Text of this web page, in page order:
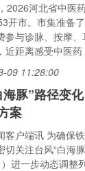
2026河北省中医
开市。市集准备
参与诊脉、按摩
近距离感受中医药
09 11:28:00
海豚”路径变
案
客户端讯 为确保
切关注台风“白海
进一步动态调整